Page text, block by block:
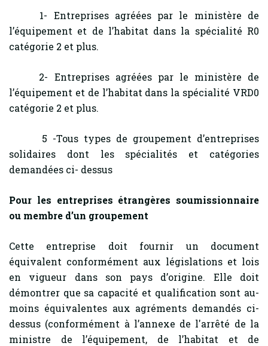
1- Entreprises agréées par le ministère de
l’équipement et de l’habitat dans la spécialité R0
catégorie 2 et plus.
2- Entreprises agréées par le ministère de
l’équipement et de l’habitat dans la spécialité VRD0
catégorie 2 et plus.
5 -Tous types de groupement d’entreprises
solidaires dont les spécialités et catégories
demandées ci- dessus
Pour les entreprises étrangères soumissionnaire
ou membre d’un groupement
Cette entreprise doit fournir un document
équivalent conformément aux législations et lois
en vigueur dans son pays d’origine. Elle doit
démontrer que sa capacité et qualification sont au-
moins équivalentes aux agréments demandés ci-
dessus (conformément à l’annexe de l'arrêté de la
ministre de l’équipement, de l’habitat et de